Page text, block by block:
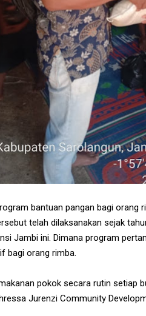
bantuan pangan bagi orang
telah dilaksanakan sejak
Jambi ini. Dimana program
bagi orang rimba.
pokok secara rutin setiap
Jurenzi Community